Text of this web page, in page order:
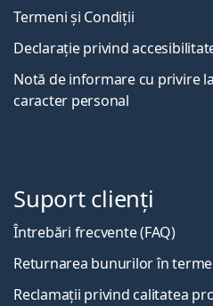
Termeni și Condiții
Declarație privind
Notă de informare cu privire
caracter personal
Suport clienți
Întrebări frecvente (FAQ)
Returnarea bunurilor în
Reclamații privind calitatea